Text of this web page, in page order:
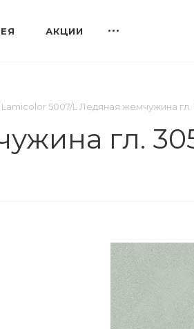
АКЦИИ
Lamicolor 5007/L Ледяная жемчужина гл.
гл.